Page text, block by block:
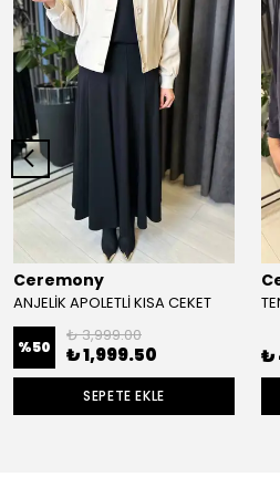
Ceremony
ANJELİK APOLETLİ KISA CEKET
%50
₺ 3,999.00
₺ 1,999.50
SEPETE EKLE
₺